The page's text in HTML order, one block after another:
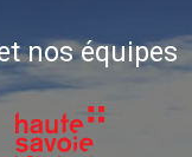
nos équipes